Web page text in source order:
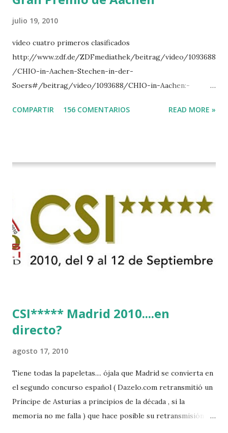
julio 19, 2010
vídeo cuatro primeros clasificados
http://www.zdf.de/ZDFmediathek/beitrag/video/1093688
/CHIO-in-Aachen-Stechen-in-der-
Soers#/beitrag/video/1093688/CHIO-in-Aachen:-
COMPARTIR 156 COMENTARIOS READ MORE »
CSI***** Madrid 2010....en
directo?
agosto 17, 2010
Tiene todas la papeletas.... ójala que Madrid se convierta en
el segundo concurso español ( Dazelo.com retransmitió un
Príncipe de Asturias a principios de la década , si la
memoria no me falla ) que hace posible su retransmisión via